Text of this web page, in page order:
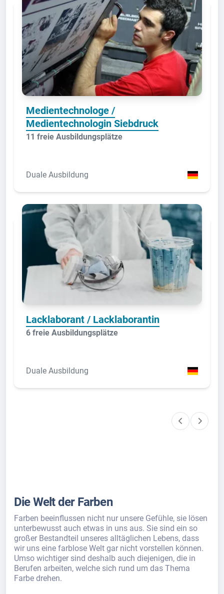
Medientechnologe /
Medientechnologin Siebdruck
11 freie Ausbildungsplätze
Duale Ausbildung
Lacklaborant / Lacklaborantin
6 freie Ausbildungsplätze
Duale Ausbildung
Die Welt der Farben
Farben beeinflussen nicht nur unsere Gefühle, sie lösen
unterbewusst auch etwas in uns aus. Sie sind ein so
großer Bestandteil unseres alltäglichen Lebens, dass
wir uns eine farblose Welt gar nicht vorstellen können.
Umso wichtiger sind deshalb auch diejenigen, die in
Berufen arbeiten, welche sich rund um das Thema
Farbe drehen.